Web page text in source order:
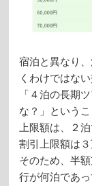
宿泊と異なり
くわけではな
「４泊の長期
な？」というこ
上限額は、２
割引上限額は３
そのため、半
行が何泊であ